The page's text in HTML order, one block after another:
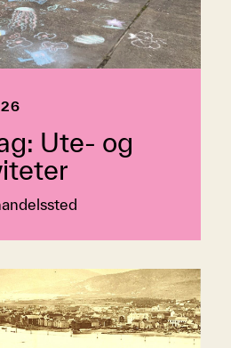
Ute- og